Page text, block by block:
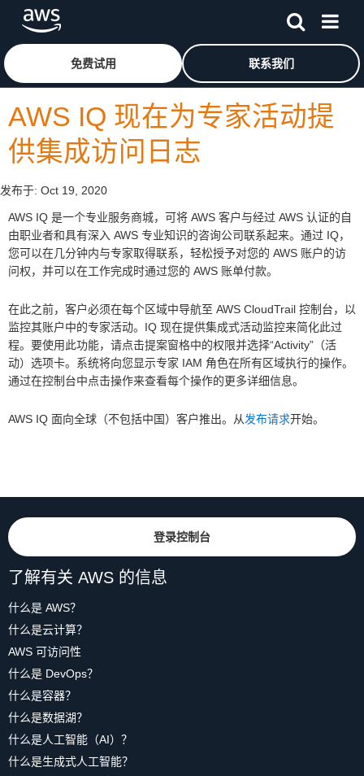
跳至主要内容
免费试用 联系我们
AWS IQ 现在为专家活动提
供集成访问日志
发布于: Oct 19, 2020
AWS IQ 是一个专业服务商城，可将 AWS 客户与经过 AWS 认证的自
由职业者和具有深入 AWS 专业知识的咨询公司联系起来。通过 IQ，
您可以在几分钟内与专家取得联系，轻松授予对您的 AWS 账户的访
问权，并可以在工作完成时通过您的 AWS 账单付款。
在此之前，客户必须在每个区域中导航至 AWS CloudTrail 控制台，以
监控其账户中的专家活动。IQ 现在提供集成式活动监控来简化此过
程。要使用此功能，请点击提案窗格中的权限并选择“Activity”（活
动）选项卡。系统将向您显示专家 IAM 角色在所有区域执行的操作。
通过在控制台中点击操作来查看每个操作的更多详细信息。
AWS IQ 面向全球（不包括中国）客户推出。从发布请求开始。
登录控制台
了解有关 AWS 的信息
什么是 AWS？
什么是云计算？
AWS 可访问性
什么是 DevOps？
什么是容器？
什么是数据湖？
什么是人工智能（AI）？
什么是生成式人工智能？